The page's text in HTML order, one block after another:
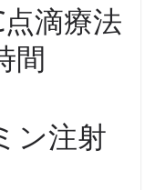
滴療法
間
ン注射